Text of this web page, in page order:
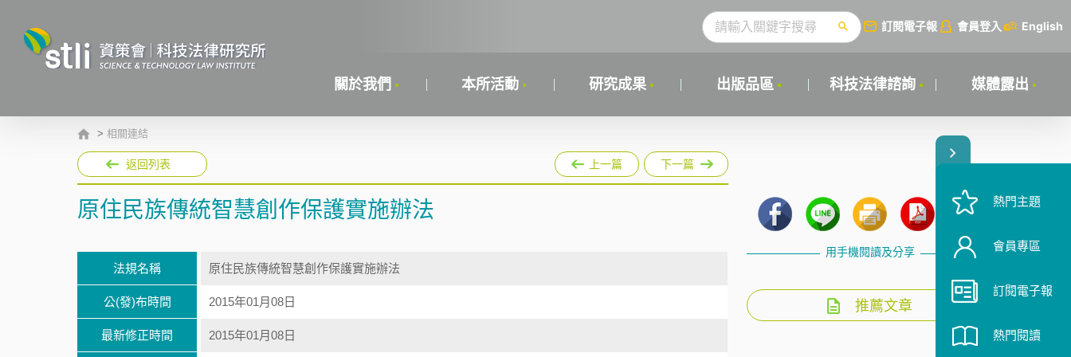
訂閱電子報 會員登入 English
關於我們 本所活動 研究成果 出版品區 科技法律諮詢 媒體露出
> 相關連結
返回列表 上一篇 下一篇
原住民族傳統智慧創作保護實施辦法
法規名稱 原住民族傳統智慧創作保護實施辦法
公(發)布時間 2015年01月08日
最新修正時間 2015年01月08日
用手機閱讀及分享
推薦文章
熱門主題
會員專區
訂閱電子報
熱門閱讀